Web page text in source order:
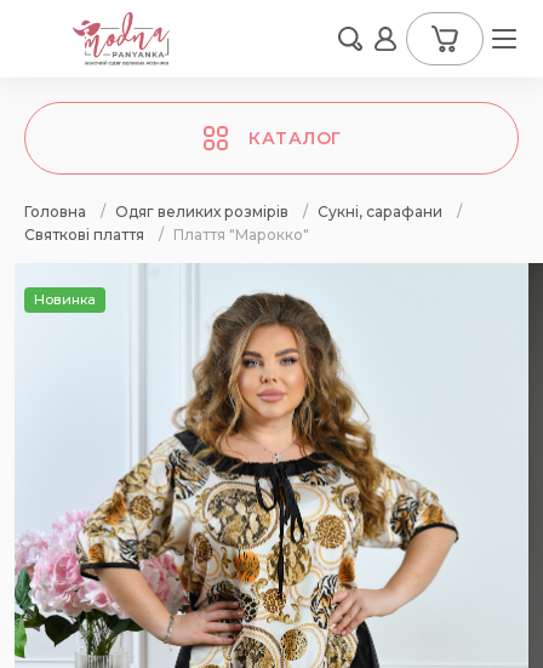
КАТАЛОГ
Головна / Одяг великих розмірів / Сукні, сарафани
/
Святкові плаття
/ Плаття "Марокко"
Новинка